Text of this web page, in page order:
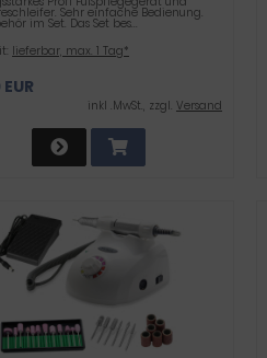
0-25.000 UMDREHUNGEN
Sehr einfache Bedienung.
im Set. Das Set bes...
lieferbar, max. 1 Tag*
inkl .MwSt., zzgl. Versand